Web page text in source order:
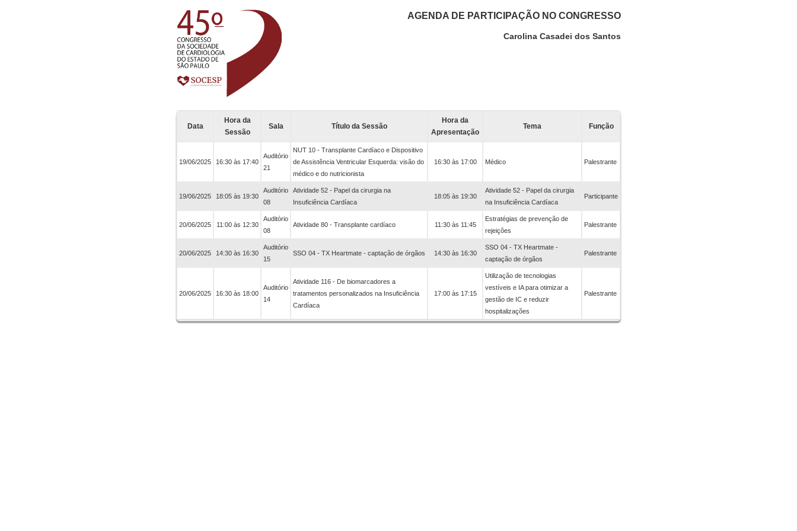
AGENDA DE PARTICIPAÇÃO NO CONGRESSO
Carolina Casadei dos Santos
Data
Hora da
Sessão
Sala Título da Sessão
Hora da
Apresentação
Tema Função
19/06/2025 16:30 às 17:40
Auditório
21
NUT 10 - Transplante Cardíaco e Dispositivo
de Assistência Ventricular Esquerda: visão do
médico e do nutricionista
16:30 às 17:00 Médico Palestrante
19/06/2025 18:05 às 19:30
Auditório
08
Atividade 52 - Papel da cirurgia na
Insuficiência Cardíaca
18:05 às 19:30
Atividade 52 - Papel da cirurgia
na Insuficiência Cardíaca
Participante
20/06/2025 11:00 às 12:30
Auditório
08
Atividade 80 - Transplante cardíaco 11:30 às 11:45
Estratégias de prevenção de
rejeições
Palestrante
20/06/2025 14:30 às 16:30
Auditório
15
SSO 04 - TX Heartmate - captação de órgãos 14:30 às 16:30
SSO 04 - TX Heartmate -
captação de órgãos
Palestrante
20/06/2025 16:30 às 18:00
Auditório
14
Atividade 116 - De biomarcadores a
tratamentos personalizados na Insuficiência
Cardíaca
17:00 às 17:15
Utilização de tecnologias
vestíveis e IA para otimizar a
gestão de IC e reduzir
hospitalizações
Palestrante